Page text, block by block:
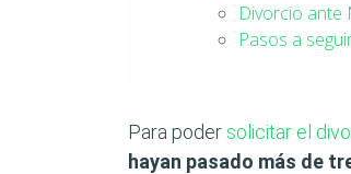
Divorcio ante
Pasos a
Para poder solicitar el
hayan pasado más de